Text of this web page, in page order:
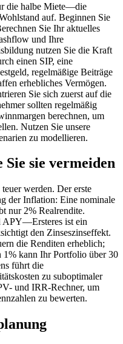
die halbe Miete—die
auf. Beginnen Sie
Sie Ihr aktuelles
und Ihre
nutzen Sie die Kraft
einen SIP, eine
regelmäßige Beiträge
erhebliches Vermögen.
Sie sich zuerst auf die
sollten regelmäßig
berechnen, um
Nutzen Sie unsere
zu modellieren.
sie vermeiden
werden. Der erste
der Inflation: Eine nominale
nur 2% Realrendite.
APY—Ersteres ist ein
den Zinseszinseffekt.
die Renditen erheblich;
1% kann Ihr Portfolio über 30
führt die
zu suboptimaler
und IRR-Rechner, um
zu bewerten.